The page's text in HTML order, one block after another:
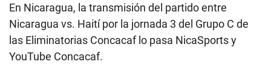
En Nicaragua, la transmisión del partido entre
Nicaragua vs. Haití por la jornada 3 del Grupo C de
las Eliminatorias Concacaf lo pasa NicaSports y
YouTube Concacaf.